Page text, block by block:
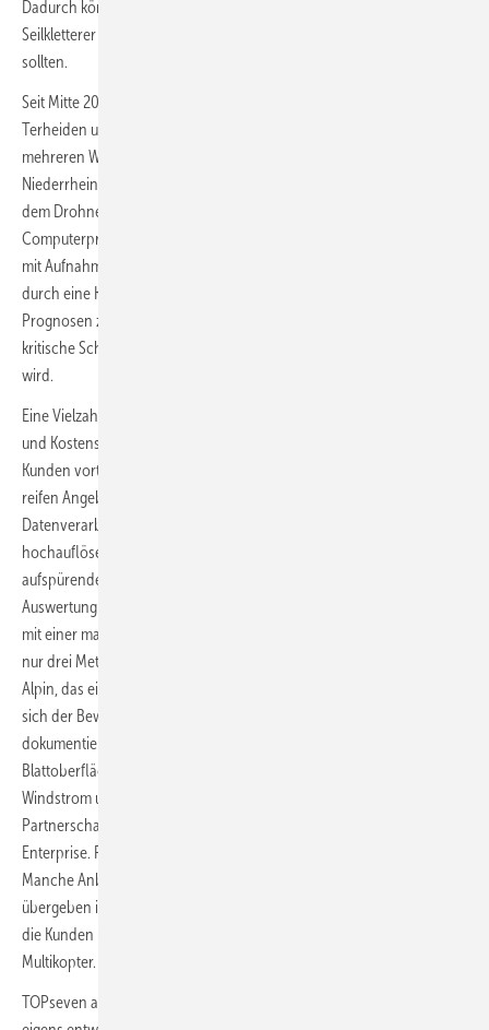
Dadurch könne On-Site-Service schon sagen, an welchen Stellen
Seilkletterer mit Glasfaserkunststoffflicken zur Reparatur aufsteigen
sollten.
Seit Mitte 2020 gehen die Aufträge massenweise ein, so schildern es
Terheiden und Marche – „bei Inspektionen von Woche für Woche in
mehreren Windparks“. Auch künstliche Intelligenz bringt das Duo vom
Niederrhein auf Kundenwunsch zum Einsatz. Hierfür arbeiten sie mit
dem Drohnenfluganbieter Aero Enterprise zusammen. Sie nutzen das
Computerprogramm der Österreicher, mit dem sich neue Aufnahmen
mit Aufnahmen vom Vorjahr abgleichen lassen und kleinste Schäden
durch eine KI vorab erkannt werden. Das Programm errechnet daraus
Prognosen zur Weiterentwicklung kleinerer Schäden: Wann eine
kritische Schwelle überschritten ist und die Reparatur erforderlich
wird.
Eine Vielzahl von Unternehmen bietet so Dienste zur Beschleunigung
und Kostensenkung der Rotorblattinspektionen an. Es ist ein für
Kunden vorteilhafter Wettbewerb mit einem breiten, technologisch
reifen Angebot. Ob Aero Enterprise mit intelligenter
Datenverarbeitung und einer Kombination aus einer auf 62 Megapixel
hochauflösenden Drohnenlinse und einer Tiefenschäden
aufspürenden Infrarotkamera, ob Sulzer und Schmid mit zusätzlicher
Auswertung der Daten durch geschulte Blattexperten, ob Supairvision
mit einer manuell gesteuerten Drohnen-Kamera-Fahrt im Abstand von
nur drei Metern zum Blatt und 45 Megapixel Auflösung oder Nawrocki
Alpin, das eine am Boden aufgeständerte Kamera einsetzt. Diese dreht
sich der Bewegung des Rotors folgend um die eigene Achse und
dokumentiert im laufenden Turbinenbetrieb den
Blattoberflächenzustand. Auch die Wartungsunternehmen Enertrag
Windstrom und Robur Wind bieten einen Drohneneinsatz mit an – in
Partnerschaft mit Sulzer und Schmid aus der Schweiz sowie mit Aero
Enterprise. Robur Wind nutzt zudem Kamera-Roboter im Blattinnern.
Manche Anbieter schicken eigene Drohnenpiloten. Andere
übergeben in Lizenz die Steuerungs- und Auswertungs-Software an
die Kunden und schulen diese in der Bedienung autonom fliegender
Multikopter.
TOPseven aus dem bayerischen Starnberg übergibt den Kunden die